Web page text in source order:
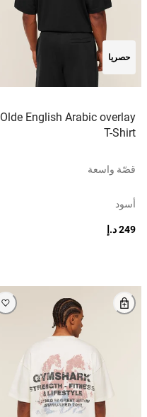
حصريا
Olde English Arabic overlay
T-Shirt
قصّة واسعة
أسود
249 د.إ